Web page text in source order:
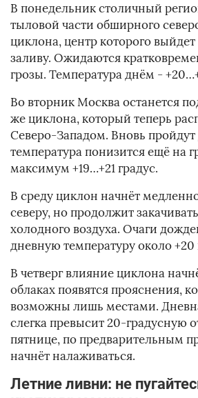
В понедельник столичный
тыловой части обширного
циклона, центр которого
заливу. Ожидаются
грозы. Температура днём -
Во вторник Москва останется
же циклона, который теперь
Северо-Западом. Вновь
температура понизится ещё на
максимум +19…+21 градус.
В среду циклон начнёт
северу, но продолжит
холодного воздуха. Очаги
дневную температуру около +20
В четверг влияние циклона
облаках появятся прояснения,
возможны лишь местами.
слегка превысит 20-градусную
пятнице, по предварительным
начнёт налаживаться.
Летние ливни: не